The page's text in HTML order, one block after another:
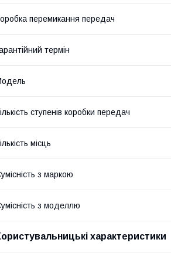
перемикання передач
термін
ступенів коробки передач
місць
з маркою
з моделлю
характеристики